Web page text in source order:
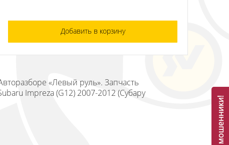
Добавить в корзину
«Левый руль». Запчасть
Impreza (G12) 2007-2012 (Субару